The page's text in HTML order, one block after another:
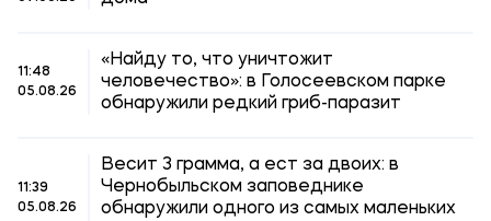
11:48
05.08.26
«Найду то, что уничтожит
человечество»: в Голосеевском парке
обнаружили редкий гриб-паразит
11:39
05.08.26
Весит 3 грамма, а ест за двоих: в
Чернобыльском заповеднике
обнаружили одного из самых маленьких